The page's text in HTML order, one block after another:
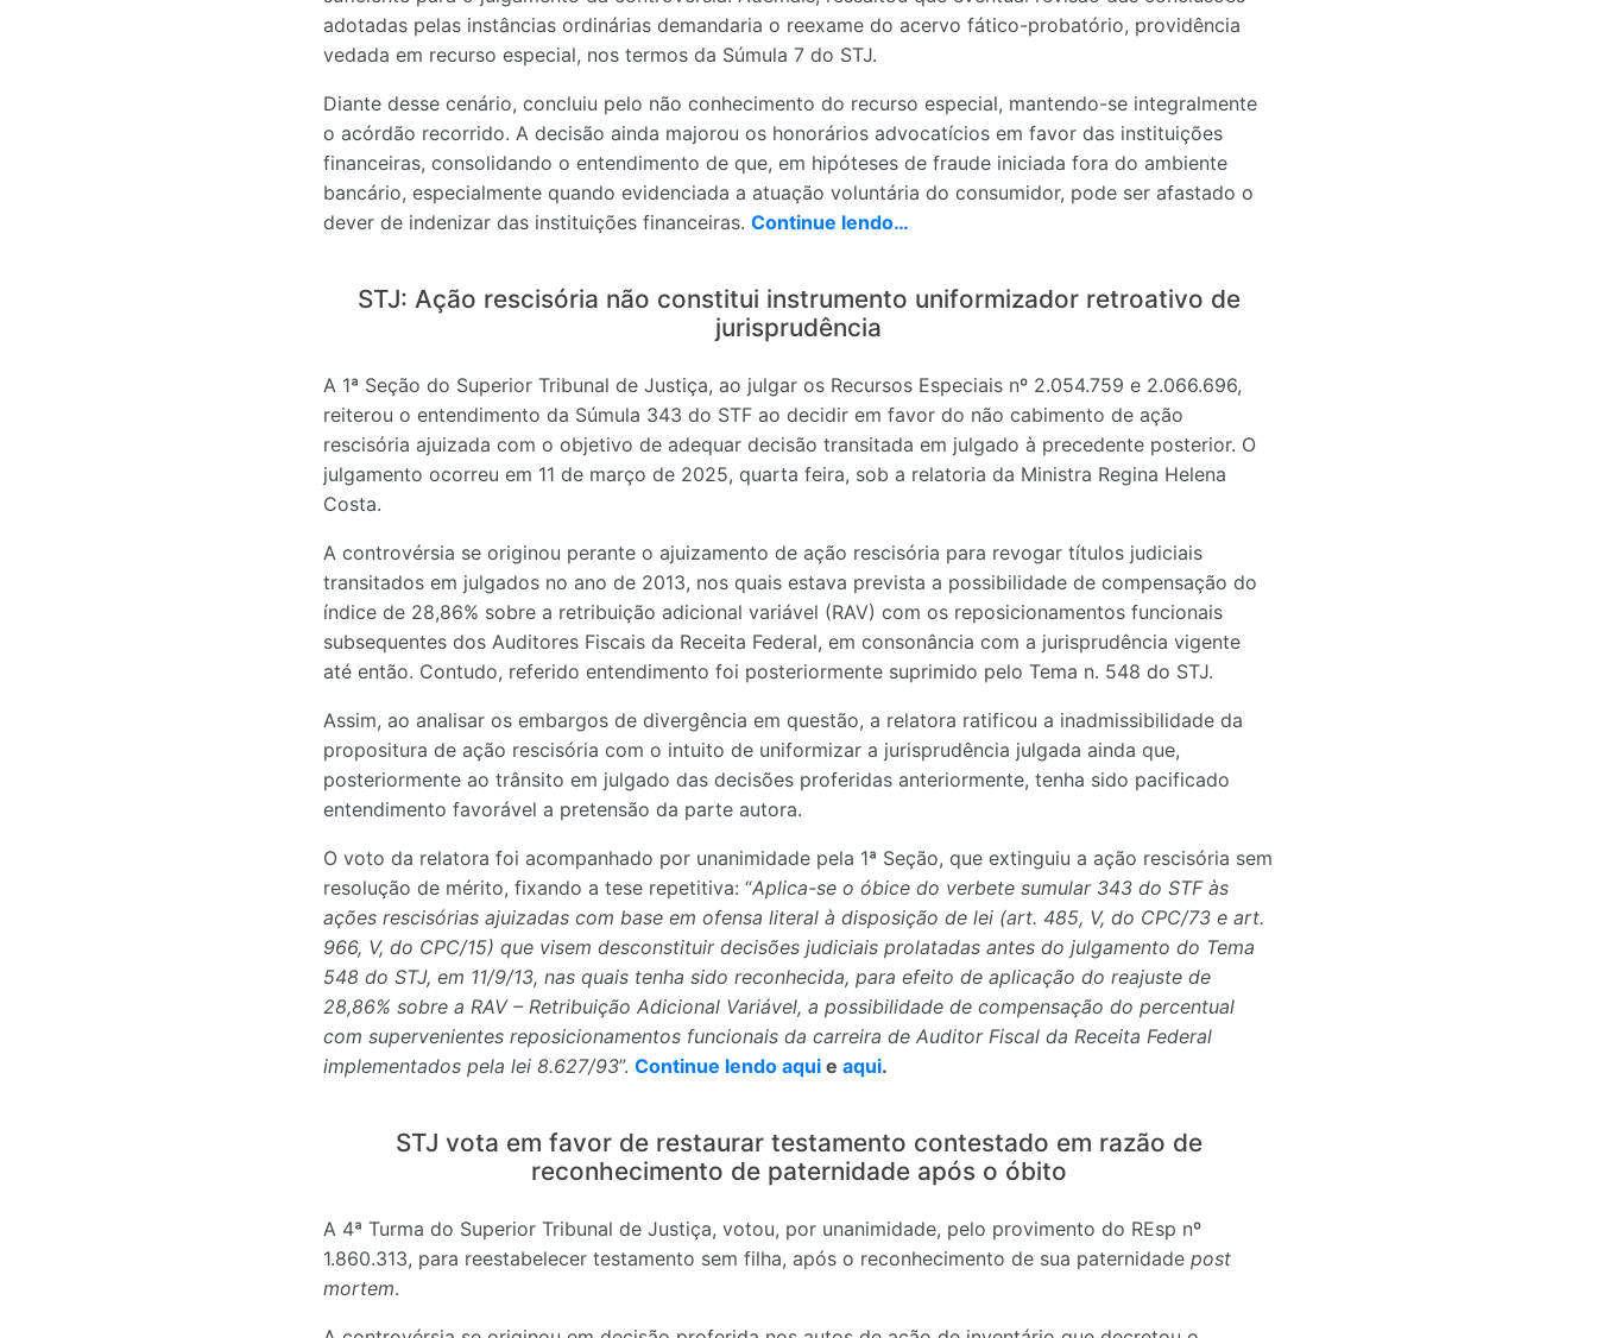
adotadas pelas instâncias ordinárias demandaria o reexame do acervo fático-probatório, providência
vedada em recurso especial, nos termos da Súmula 7 do STJ.
Diante desse cenário, concluiu pelo não conhecimento do recurso especial, mantendo-se integralmente
o acórdão recorrido. A decisão ainda majorou os honorários advocatícios em favor das instituições
financeiras, consolidando o entendimento de que, em hipóteses de fraude iniciada fora do ambiente
bancário, especialmente quando evidenciada a atuação voluntária do consumidor, pode ser afastado o
dever de indenizar das instituições financeiras. Continue lendo…
STJ: Ação rescisória não constitui instrumento uniformizador retroativo de
jurisprudência
A 1ª Seção do Superior Tribunal de Justiça, ao julgar os Recursos Especiais nº 2.054.759 e 2.066.696,
reiterou o entendimento da Súmula 343 do STF ao decidir em favor do não cabimento de ação
rescisória ajuizada com o objetivo de adequar decisão transitada em julgado à precedente posterior. O
julgamento ocorreu em 11 de março de 2025, quarta feira, sob a relatoria da Ministra Regina Helena
Costa.
A controvérsia se originou perante o ajuizamento de ação rescisória para revogar títulos judiciais
transitados em julgados no ano de 2013, nos quais estava prevista a possibilidade de compensação do
índice de 28,86% sobre a retribuição adicional variável (RAV) com os reposicionamentos funcionais
subsequentes dos Auditores Fiscais da Receita Federal, em consonância com a jurisprudência vigente
até então. Contudo, referido entendimento foi posteriormente suprimido pelo Tema n. 548 do STJ.
Assim, ao analisar os embargos de divergência em questão, a relatora ratificou a inadmissibilidade da
propositura de ação rescisória com o intuito de uniformizar a jurisprudência julgada ainda que,
posteriormente ao trânsito em julgado das decisões proferidas anteriormente, tenha sido pacificado
entendimento favorável a pretensão da parte autora.
O voto da relatora foi acompanhado por unanimidade pela 1ª Seção, que extinguiu a ação rescisória sem
resolução de mérito, fixando a tese repetitiva: “Aplica-se o óbice do verbete sumular 343 do STF às
ações rescisórias ajuizadas com base em ofensa literal à disposição de lei (art. 485, V, do CPC/73 e art.
966, V, do CPC/15) que visem desconstituir decisões judiciais prolatadas antes do julgamento do Tema
548 do STJ, em 11/9/13, nas quais tenha sido reconhecida, para efeito de aplicação do reajuste de
28,86% sobre a RAV – Retribuição Adicional Variável, a possibilidade de compensação do percentual
com supervenientes reposicionamentos funcionais da carreira de Auditor Fiscal da Receita Federal
implementados pela lei 8.627/93”. Continue lendo aqui e aqui.
STJ vota em favor de restaurar testamento contestado em razão de
reconhecimento de paternidade após o óbito
A 4ª Turma do Superior Tribunal de Justiça, votou, por unanimidade, pelo provimento do REsp nº
1.860.313, para reestabelecer testamento sem filha, após o reconhecimento de sua paternidade post
mortem.